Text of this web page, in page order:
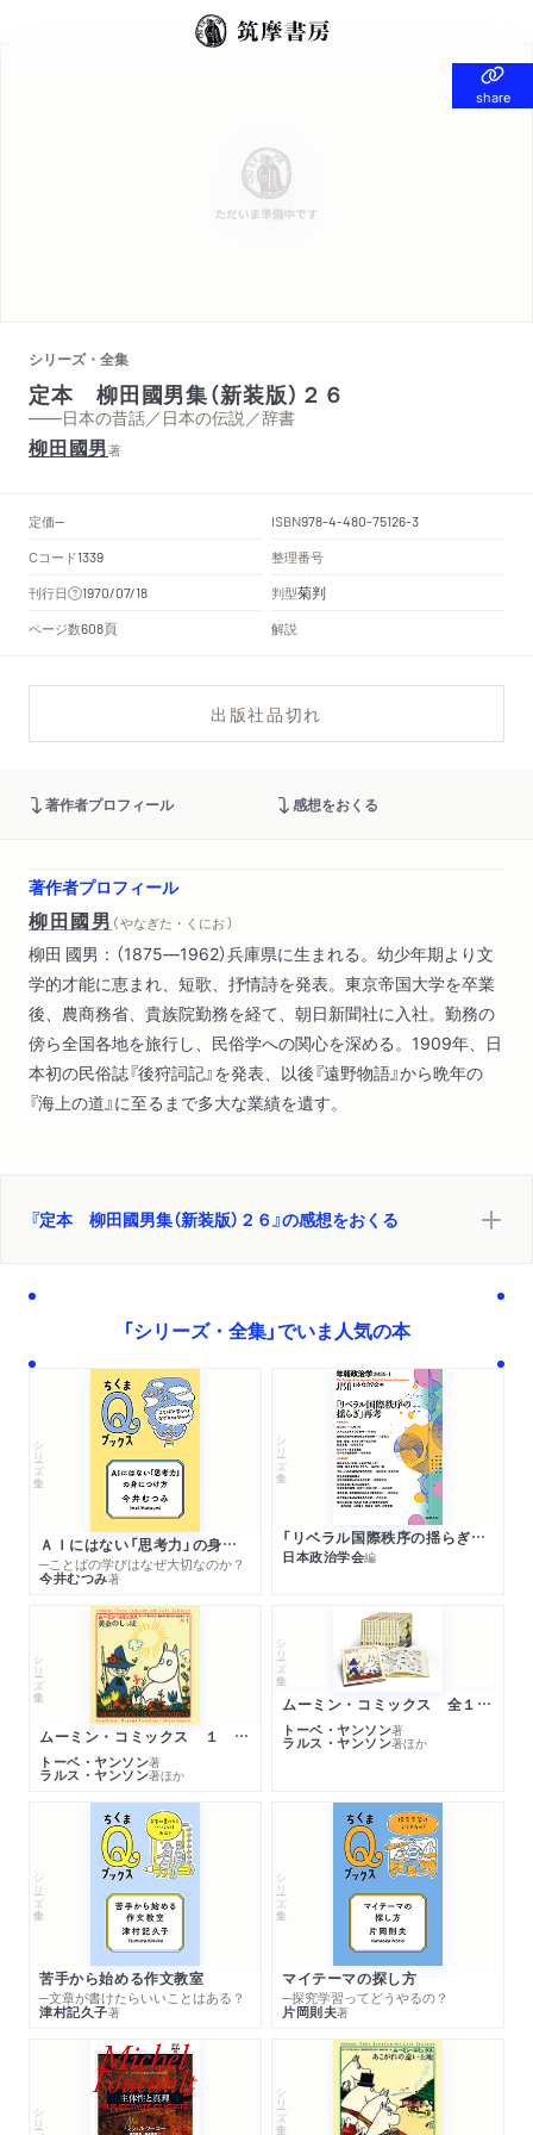
share
share
シリーズ・全集
定本 柳田國男集（新装版）２６
——日本の昔話／日本の伝説／辞書
柳田國男著
定価-- ISBN978-4-480-75126-3
Cコード1339
整理番号
刊行日
1970/07/18 判型菊判
ページ数608頁 解説
出版社品切れ
著作者プロフィール 感想をおくる
著作者プロフィール
柳田國男 （ やなぎた・くにお ）
柳田 國男：（1875―1962）兵庫県に生まれる。幼少年期より文
学的才能に恵まれ、短歌、抒情詩を発表。東京帝国大学を卒業
後、農商務省、貴族院勤務を経て、朝日新聞社に入社。勤務の
傍ら全国各地を旅行し、民俗学への関心を深める。1909年、日
本初の民俗誌『後狩詞記』を発表、以後『遠野物語』から晩年の
『海上の道』に至るまで多大な業績を遺す。
『定本 柳田國男集（新装版）２６』の感想をおくる
「シリーズ・全集」でいま人気の本
シリーズ・全集
ＡＩにはない「思考力」の身につけ方
─ことばの学びはなぜ大切なのか？
今井むつみ著
シリーズ・全集
「リベラル国際秩序の揺らぎ」再考 年報政治学２０２６‐Ⅰ
日本政治学会編
シリーズ・全集
ムーミン・コミックス １ 黄金のしっぽ
トーベ・ヤンソン著
ラルス・ヤンソン著ほか
シリーズ・全集
ムーミン・コミックス 全１４巻セット
トーベ・ヤンソン著
ラルス・ヤンソン著ほか
シリーズ・全集
苦手から始める作文教室
─文章が書けたらいいことはある？
津村記久子著
シリーズ・全集
マイテーマの探し方
─探究学習ってどうやるの？
片岡則夫著
シリーズ・全集
シリーズ・全集